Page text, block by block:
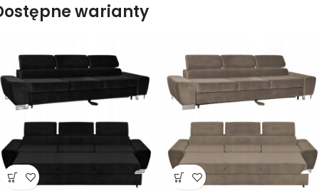
warianty